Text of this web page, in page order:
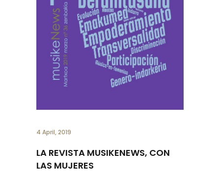
4 April, 2019
LA REVISTA MUSIKENEWS, CON
LAS MUJERES